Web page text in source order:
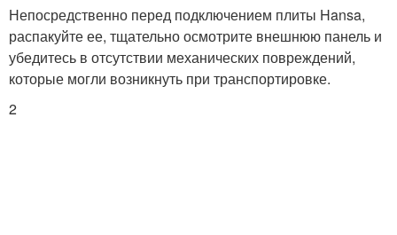
Непосредственно перед подключением плиты Hansa,
распакуйте ее, тщательно осмотрите внешнюю панель и
убедитесь в отсутствии механических повреждений,
которые могли возникнуть при транспортировке.
2